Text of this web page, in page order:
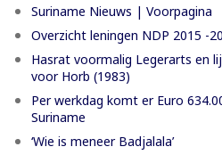
Suriname Nieuws | Voorpagina
Overzicht leningen NDP 2015 -
Hasrat voormalig Legerarts en
voor Horb (1983)
Per werkdag komt er Euro
Suriname
‘Wie is meneer Badjalala’